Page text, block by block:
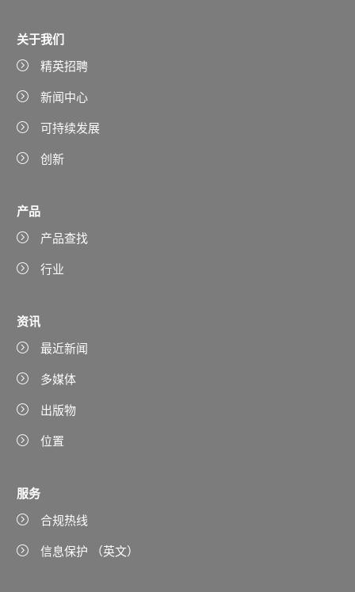
关于我们
精英招聘
新闻中心
可持续发展
创新
产品
产品查找
行业
资讯
最近新闻
多媒体
出版物
位置
服务
合规热线
信息保护 （英文）